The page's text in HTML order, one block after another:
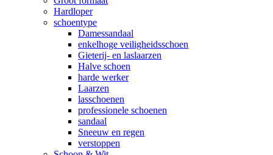
Hardloper
schoentype
Damessandaal
enkelhoge veiligheidsschoen
Gieterij- en laslaarzen
Halve schoen
harde werker
Laarzen
lasschoenen
professionele schoenen
sandaal
Sneeuw en regen
verstoppen